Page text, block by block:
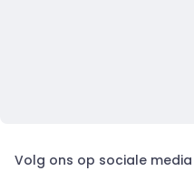
Volg ons op sociale media